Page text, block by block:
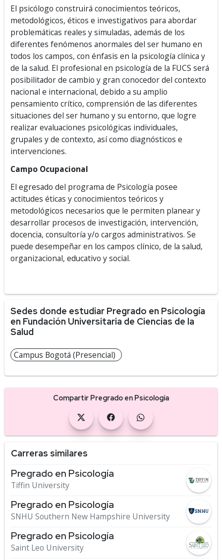
El psicólogo construirá conocimientos teóricos,
metodológicos, éticos e investigativos para abordar
problemáticas reales y simuladas, además de los
diferentes fenómenos anormales del ser humano en
todos los campos, con énfasis en la psicología clínica y
de la salud. El profesional en psicología de la FUCS será
posibilitador de cambio y gran conocedor del contexto
nacional e internacional, debido a su amplio
pensamiento crítico, comprensión de las diferentes
situaciones del ser humano y su entorno, que logre
realizar evaluaciones psicológicas individuales,
grupales y de contexto, así como diagnósticos e
intervenciones.
Campo Ocupacional
El egresado del programa de Psicología posee
actitudes éticas y conocimientos teóricos y
metodológicos necesarios que le permiten planear y
desarrollar procesos de investigación, intervención,
docencia, consultoría y/o cargos administrativos. Se
puede desempeñar en los campos clínico, de la salud,
organizacional, educativo y social.
Sedes donde estudiar Pregrado en Psicología
en Fundación Universitaria de Ciencias de la
Salud
Campus Bogotá (Presencial)
Compartir Pregrado en Psicología
Carreras similares
Pregrado en Psicología
Tiffin University
Pregrado en Psicología
SNHU Southern New Hampshire University
Pregrado en Psicología
Saint Leo University